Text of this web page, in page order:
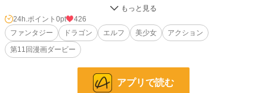
漫画 8,557 位 / 8,557 件
一般男性向け 2,375 位 / 2,375 件
24h.ポイント 0pt
426
ファンタジー
ドラゴン エルフ 美少女
アクション
第11回漫画ダービー
アプリで読む